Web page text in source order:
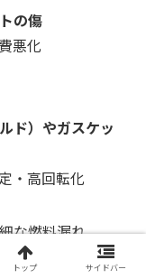
の傷
悪化
ド）やガスケッ
・高回転化
な燃料漏れ
トップ サイドバー